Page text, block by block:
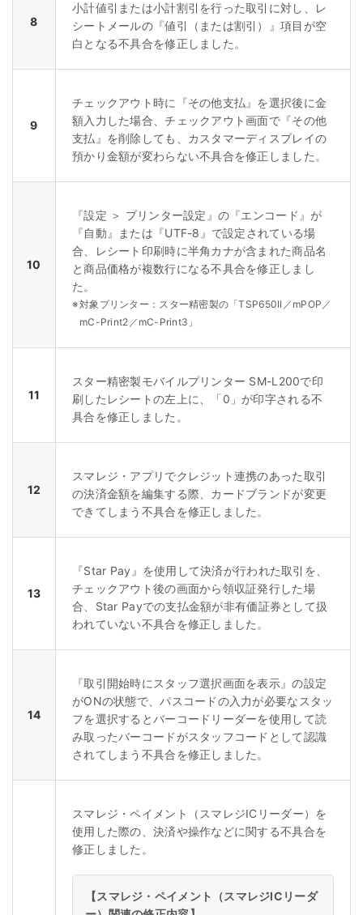
8
小計値引または小計割引を行った取引に対し、レ
シートメールの『値引（または割引）』項目が空
白となる不具合を修正しました。
9
チェックアウト時に『その他支払』を選択後に金
額入力した場合、チェックアウト画面で『その他
支払』を削除しても、カスタマーディスプレイの
預かり金額が変わらない不具合を修正しました。
10
『設定 ＞ プリンター設定』の『エンコード』が
『自動』または『UTF-8』で設定されている場
合、レシート印刷時に半角カナが含まれた商品名
と商品価格が複数行になる不具合を修正しまし
た。
※対象プリンター：スター精密製の「TSP650II／mPOP／
mC-Print2／mC-Print3」
11
スター精密製モバイルプリンター SM-L200で印
刷したレシートの左上に、「0」が印字される不
具合を修正しました。
12
スマレジ・アプリでクレジット連携のあった取引
の決済金額を編集する際、カードブランドが変更
できてしまう不具合を修正しました。
13
『Star Pay』を使用して決済が行われた取引を、
チェックアウト後の画面から領収証発行した場
合、Star Payでの支払金額が非有価証券として扱
われていない不具合を修正しました。
14
『取引開始時にスタッフ選択画面を表示』の設定
がONの状態で、パスコードの入力が必要なスタッ
フを選択するとバーコードリーダーを使用して読
み取ったバーコードがスタッフコードとして認識
されてしまう不具合を修正しました。
スマレジ・ペイメント（スマレジICリーダー）を
使用した際の、決済や操作などに関する不具合を
修正しました。
【スマレジ・ペイメント（スマレジICリーダ